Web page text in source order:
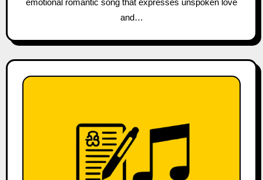
emotional romantic song that expresses unspoken love
and…